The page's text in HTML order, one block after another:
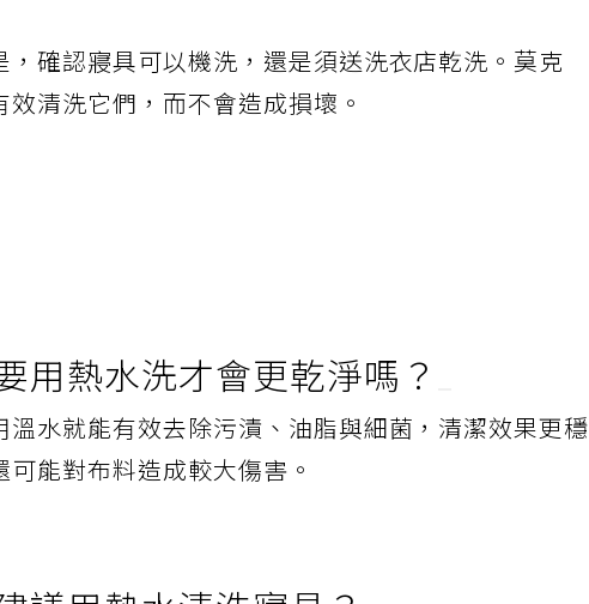
確認寢具可以機洗，還是須送洗衣店乾洗。莫克
清洗它們，而不會造成損壞。
用熱水洗才會更乾淨嗎？
溫水就能有效去除污漬、油脂與細菌，清潔效果更穩
能對布料造成較大傷害。